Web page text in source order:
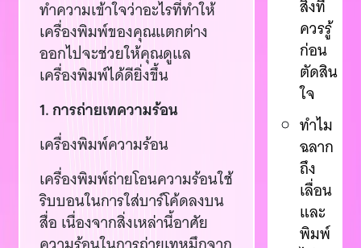
ทำความเข้าใจว่าอะไรที่ทำให้
เครื่องพิมพ์ของคุณแตกต่าง
ออกไปจะช่วยให้คุณดูแล
เครื่องพิมพ์ได้ดียิ่งขึ้น
1. การถ่ายเทความร้อน
เครื่องพิมพ์ความร้อน
เครื่องพิมพ์ถ่ายโอนความร้อนใช้
ริบบอนในการใส่บาร์โค้ดลงบน
สื่อ เนื่องจากสิ่งเหล่านี้อาศัย
สิ่งที่
ควรรู้
ก่อน
ตัดสิน
ใจ
ทำไม
ฉลาก
ถึง
เลื่อน
และ
พิมพ์